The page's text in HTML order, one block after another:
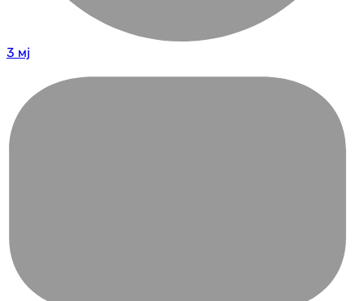
3 мј